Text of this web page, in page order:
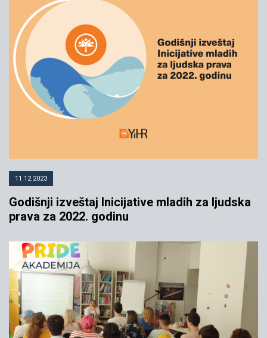
11.12.2023
Godišnji izveštaj Inicijative mladih za ljudska
prava za 2022. godinu